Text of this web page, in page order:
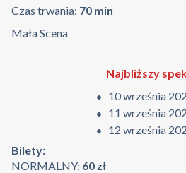
Czas trwania: 70 min
Mała Scena
Najbliższy
10 września
11 września
12 września
Bilety:
NORMALNY: 60 zł